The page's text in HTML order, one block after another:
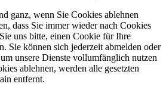
ganz, wenn Sie Cookies ablehnen
dass Sie immer wieder nach Cookies
uns bitte, einen Cookie für Ihre
Sie können sich jederzeit abmelden oder
unsere Dienste vollumfänglich nutzen
ablehnen, werden alle gesetzten
entfernt.